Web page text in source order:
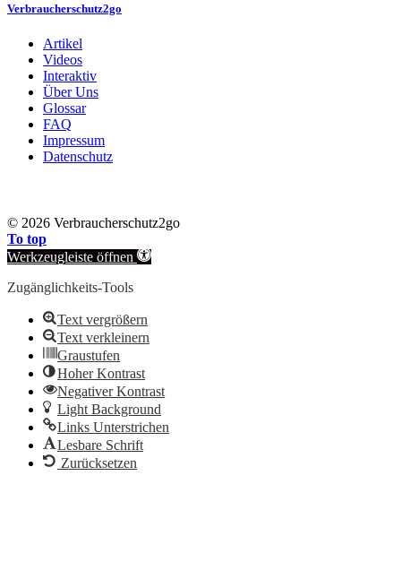
Verbraucherschutz2go
Artikel
Videos
Interaktiv
Über Uns
Glossar
FAQ
Impressum
Datenschutz
© 2026 Verbraucherschutz2go
To top
Werkzeugleiste öffnen
Zugänglichkeits-Tools
Text vergrößern
Text verkleinern
Graustufen
Hoher Kontrast
Negativer Kontrast
Light Background
Links Unterstrichen
Lesbare Schrift
Zurücksetzen